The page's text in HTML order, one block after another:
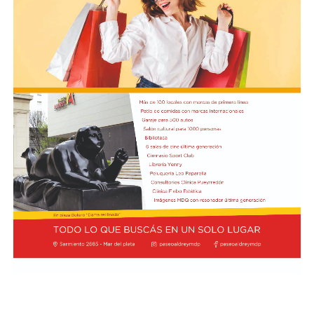
podría definir el futuro inmediato del entrenador.
Boca, por su parte, no vive una crisis tan aguda en
términos de resultados, pero sí atraviesa un tramo que
genera preocupación por la falta de solidez y
continuidad en el juego. El arranque del ciclo de Rodolfo
Arruabarrena había sido alentador: el equipo logró la
clasificación a los octavos de final de la Copa Argentina
tras vencer 2-0 a Sarmiento de Junín y obtuvo un
triunfo 1-0 ante O’Higgins de Chile en la ida de los
octavos de la Copa Sudamericana, en la Bombonera.
Sin embargo, el envión inicial se frenó de golpe. En la
primera fecha del Torneo Clausura, Boca sufrió una dura
goleada 3-0 como visitante de Deportivo Riestra, un